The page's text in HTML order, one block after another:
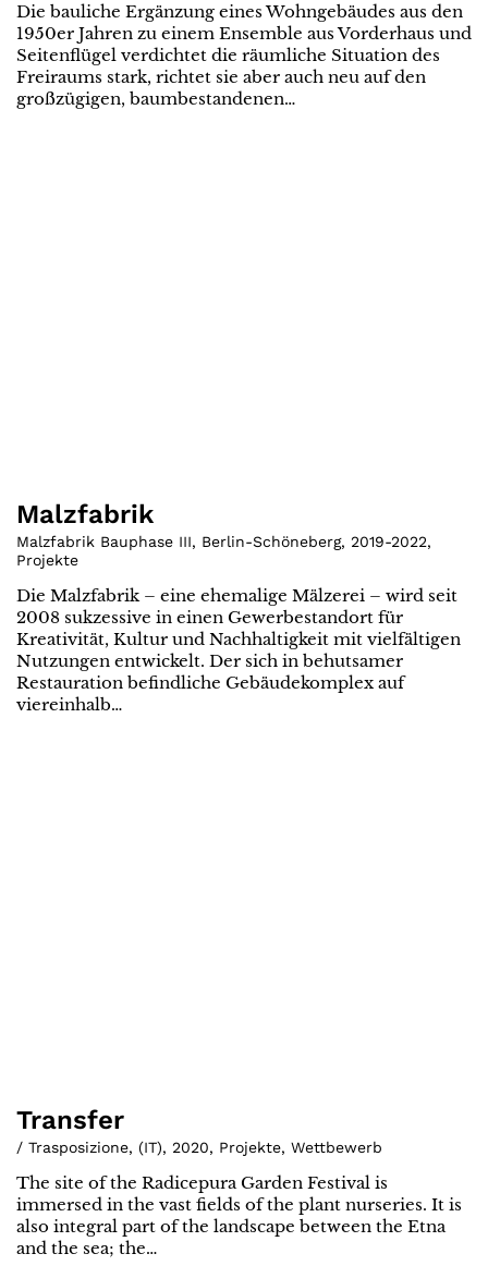
Die bauliche Ergänzung eines Wohngebäudes aus den
1950er Jahren zu einem Ensemble aus Vorderhaus und
Seitenflügel verdichtet die räumliche Situation des
Freiraums stark, richtet sie aber auch neu auf den
großzügigen, baumbestandenen…
Malzfabrik
Malzfabrik Bauphase III, Berlin-Schöneberg, 2019-2022,
Projekte
Die Malzfabrik – eine ehemalige Mälzerei – wird seit
2008 sukzessive in einen Gewerbestandort für
Kreativität, Kultur und Nachhaltigkeit mit vielfältigen
Nutzungen entwickelt. Der sich in behutsamer
Restauration befindliche Gebäudekomplex auf
viereinhalb…
Transfer
/ Trasposizione, (IT), 2020, Projekte, Wettbewerb
The site of the Radicepura Garden Festival is
immersed in the vast fields of the plant nurseries. It is
also integral part of the landscape between the Etna
and the sea; the…